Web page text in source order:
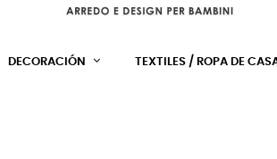
DECORACIÓN TEXTILES / ROPA DE